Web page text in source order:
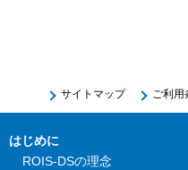
サイトマップ ご利用
はじめに
ROIS-DSの理念